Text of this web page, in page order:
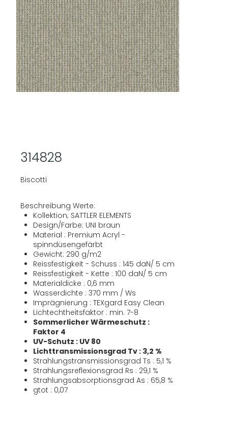
314828
Biscotti
Beschreibung Werte:
Kollektion; SATTLER ELEMENTS
Design/Farbe: UNI braun
Material : Premium Acryl -
spinndüsengefärbt
Gewicht: 290 g/m2
Reissfestigkeit - Schuss : 145 daN/ 5 cm
Reissfestigkeit - Kette : 100 daN/ 5 cm
Materialdicke : 0,6 mm
Wasserdichte : 370 mm / Ws
Imprägnierung : TEXgard Easy Clean
Lichtechtheitsfaktor : min. 7-8
Sommerlicher Wärmeschutz :
Faktor 4
UV-Schutz : UV 80
Lichttransmissionsgrad Tv : 3,2 %
Strahlungstransmissionsgrad Ts : 5,1 %
Strahlungsreflexionsgrad Rs : 29,1 %
Strahlungsabsorptionsgrad As : 65,8 %
gtot : 0,07